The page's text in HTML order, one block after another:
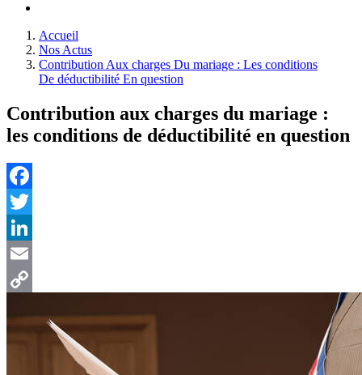
Accueil
Nos Actus
Contribution Aux charges Du mariage : Les conditions
De déductibilité En question
Contribution aux charges du mariage :
les conditions de déductibilité en question
Facebook
Twitter
LinkedIn
Email